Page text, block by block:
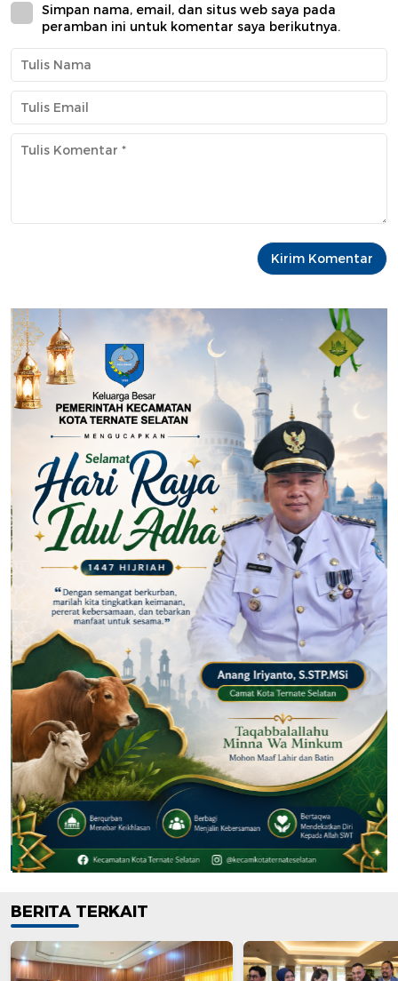
Simpan nama, email, dan situs web saya pada
peramban ini untuk komentar saya berikutnya.
BERITA TERKAIT